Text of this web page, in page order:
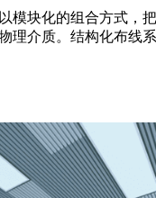
模块化的组合方式
介质。结构化布线